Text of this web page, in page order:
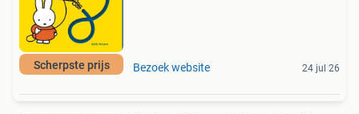
Scherpste prijs Bezoek website 24 jul 26